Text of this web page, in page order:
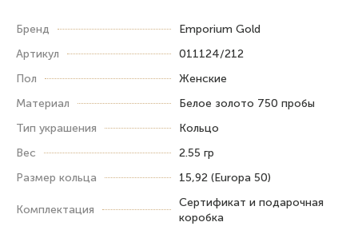
Бренд
Emporium Gold
Артикул
011124/212
Пол
Женские
Материал
Белое золото 750 пробы
Тип украшения
Кольцо
Вес
2.55 гр
Размер кольца
15,92 (Europa 50)
Комплектация
Сертификат и подарочная
коробка